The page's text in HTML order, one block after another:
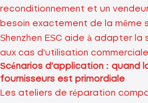
reconditionnement et un
besoin exactement de la même
Shenzhen ESC aide à adapter
aux cas d'utilisation
Scénarios d'application : quand
fournisseurs est primordiale
Les ateliers de réparation